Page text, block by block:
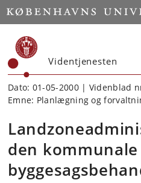
Start
Videntjenesten
Dato: 01-05-2000 | Videnblad
Emne: Planlægning og
den kommunale